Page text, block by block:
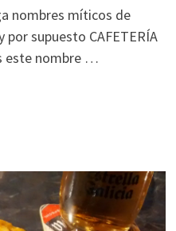
nombres míticos de
por supuesto CAFETERÍA
este nombre …